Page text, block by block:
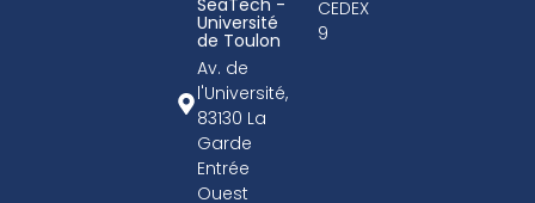
CEDEX
9
Université
de Toulon
Av. de
l'Université,
83130 La
Garde
Entrée
Ouest